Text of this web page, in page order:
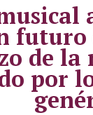
futuro
de la
por